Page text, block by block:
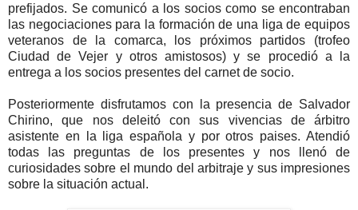
prefijados. Se comunicó a los socios como se encontraban
las negociaciones para la formación de una liga de equipos
veteranos de la comarca, los próximos partidos (trofeo
Ciudad de Vejer y otros amistosos) y se procedió a la
entrega a los socios presentes del carnet de socio.
Posteriormente disfrutamos con la presencia de Salvador
Chirino, que nos deleitó con sus vivencias de árbitro
asistente en la liga española y por otros paises. Atendió
todas las preguntas de los presentes y nos llenó de
curiosidades sobre el mundo del arbitraje y sus impresiones
sobre la situación actual.